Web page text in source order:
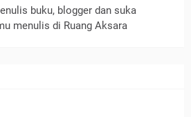
buku, blogger dan suka
menulis di Ruang Aksara